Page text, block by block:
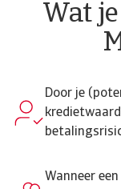
Wat
Door je
Wanneer